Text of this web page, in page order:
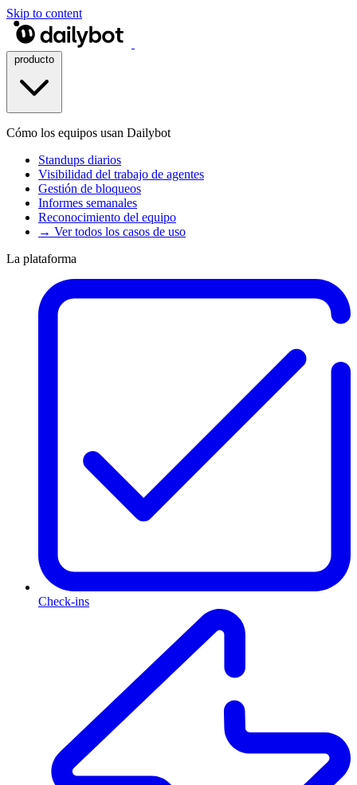
Skip to content
Cómo los equipos usan Dailybot
Standups diarios
Visibilidad del trabajo de agentes
Gestión de bloqueos
Informes semanales
Reconocimiento del equipo
→ Ver todos los casos de uso
La plataforma
Check-ins